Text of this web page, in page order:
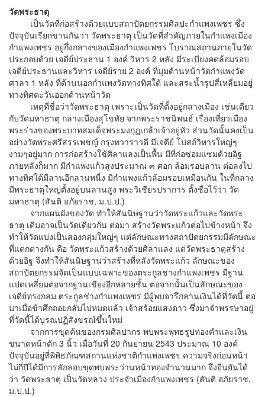
วัดพระธาตุ
เป็นวัดที่ก่อสร้างด้วยแบบสถาปัตยกรรมศิลปะกำแพงเพชร ซึ่ง
ปัจจุบันเรียกขานกันว่า วัดพระธาตุ เป็นวัดที่สำคัญภายในกำแพงเมือง
กำแพงเพชร อยู่กึ่งกลางของเมืองกำแพงเพชร โบราณสถานภายในวัด
ประกอบด้วย เจดีย์ประธาน 1 องค์ วิหาร 2 หลัง มีระเบียงคดล้อมรอบ
เจดีย์ประธานและวิหาร เจดีย์ราย 2 องค์ ที่มุมด้านหน้าวัดกำแพงวัด
ศาลา 1 หลัง ที่ด้านนอกกำแพงวัดทางทิศใต้ และสระน้ำรูปสี่เหลี่ยมอยู่
ทางทิศตะวันออกด้านหน้าวัด
เหตุที่ชื่อว่าวัดพระธาตุ เพราะเป็นวัดที่ตั้งอยู่กลางเมือง เช่นเดียว
กับวัดมหาธาตุ กลางเมืองสุโขทัย จากพระราชนิพนธ์ เรื่องเที่ยวเมือง
พระร่วงของพระบาทสมเด็จพระมงกุฎเกล้าเจ้าอยู่หัว ส่วนวัดนั้นคงเป็น
อย่างวัดพระศรีสรรเพชญ์ กรุงทวาราวดี มีเจดีย์ โบสถ์วิหารใหญ่ๆ
งามๆอยู่มาก การก่อสร้างใช้ศิลาแลงเป็นพื้น มีที่ก่อซ่อมแซมด้วยอิฐ
ภายหลังก็มาก มีกำแพงแก้วสูงประมาณ ๓ ศอก ล้อมรอบลาน ต่อลงไป
ทางทิศใต้มีลานอีกลานหนี่ง มีกำแพงแก้วล้อมรอบเหมือนกัน ในที่กลาง
มีพระธาตุใหญ่ตั้งอยู่บนลานสูง พระวิเชียรปราการ ตั้งชื่อไว้ว่า วัด
มหาธาตุ (สันติ อภัยราช, ม.ป.ป.)
จากแผนผังของวัด ทำให้สันนิษฐานว่าวัดพระแก้วและวัดพระ
ธาตุ เดิมอาจเป็นวัดเดียวกัน ต่อมา สร้างวัดพระแก้วต่อไปข้างหน้า จึง
ทำให้วัดแบ่งเป็นสองกลุ่มใหญ่ๆ แต่ลักษณะทางสถาปัตยกรรมมีลักษณะ
ที่แตกต่างกัน คือ วัดพระแก้วสร้างด้วยศิลาแลง แต่วัดพระธาตุสร้าง
ด้วยอิฐ จึงทำให้สันนิษฐานว่าสร้างที่หลังวัดพระแก้ว ลักษณะของ
สถาปัตยกรรมจัดเป็นแบบเฉพาะของตระกูลช่างกำแพงเพชร มีฐาน
แปดเหลี่ยมต่อจากฐานเขียงอีกหลายชั้น ต่อจากนั้นเป็นลักษณะของ
เจดีย์ทรงกลม ตระกูลช่างกำแพงเพชร มีผู้พบจารึกลานเงินได้ที่วัดนี้ ต่อ
มาเมื่อข้าศึกถอยกลับไปหมดแล้ว เจ้าสร้อยแสงดาว ซึ่งมาจำพรรษาอยู่
ที่วัดนี้ได้บูรณปฏิสังขรณ์ขึ้นใหม่
จากการขุดค้นของกรมศิลปากร พบพระพุทธรูปทองคำและเงิน
ขนาดหน้าตัก 3 นิ้ว เมื่อวันที่ 20 กันยายน 2543 ประมาณ 10 องค์
ปัจจุบันอยู่ที่พิพิธภัณฑสถานแห่งชาติกำแพงเพชร ความจริงก่อนหน้า
ไม่กี่ปีได้มีการลักลอบขุดพบพระว่านหน้าทองจำนวนมาก จึงยืนยันได้
ว่า วัดพระธาตุ เป็นวัดหลวง ประจำเมืองกำแพงเพชร (สันติ อภัยราช,
ม.ป.ป.)